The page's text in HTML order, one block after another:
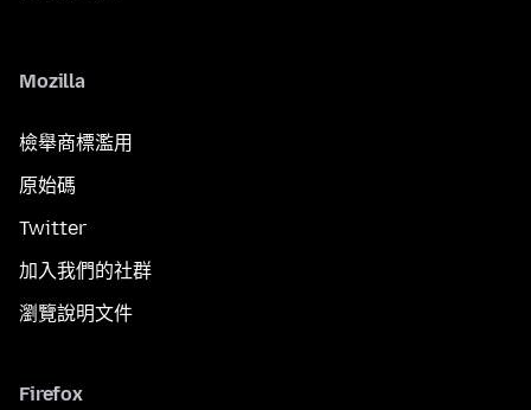
Mozilla
檢舉商標濫用
原始碼
Twitter
加入我們的社群
瀏覽說明文件
Firefox